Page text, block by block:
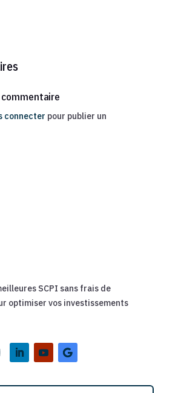
connecter pour publier un
SCPI sans frais de
optimiser vos investissements